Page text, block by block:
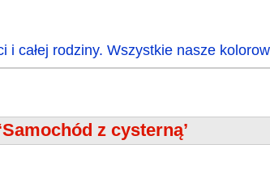
całej rodziny. Wszystkie nasze
z cysterną’